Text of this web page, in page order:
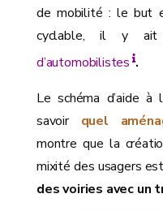
de mobilité : le but
cyclable, il y
d’automobilistes .
Le schéma d’aide à
savoir quel
montre que la
mixité des usagers
des voiries avec un